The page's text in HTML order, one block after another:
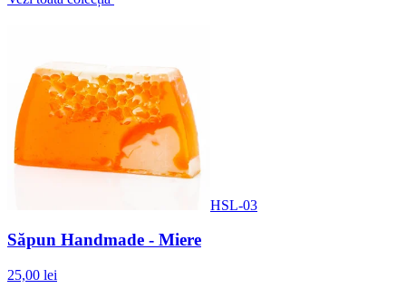
HSL-03
Săpun Handmade - Miere
25,00 lei